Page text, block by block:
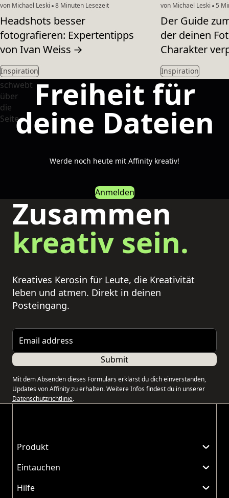
von Michael Leski 8 Minuten Lesezeit
Headshots besser
fotografieren: Expertentipps
von Ivan Weiss →
Inspiration
von Michael Leski 5
Der Guide
der deinen
Charakter
Inspiration
Freiheit für
deine Dateien
Werde noch heute mit Affinity kreativ!
Anmelden
Zusammen
kreativ sein.
Kreatives Kerosin für Leute, die Kreativität
leben und atmen. Direkt in deinen
Posteingang.
Email address
Submit
Mit dem Absenden dieses Formulars erklärst du dich einverstanden,
Updates von Affinity zu erhalten. Weitere Infos findest du in unserer
Datenschutzrichtlinie.
Produkt
Eintauchen
Hilfe